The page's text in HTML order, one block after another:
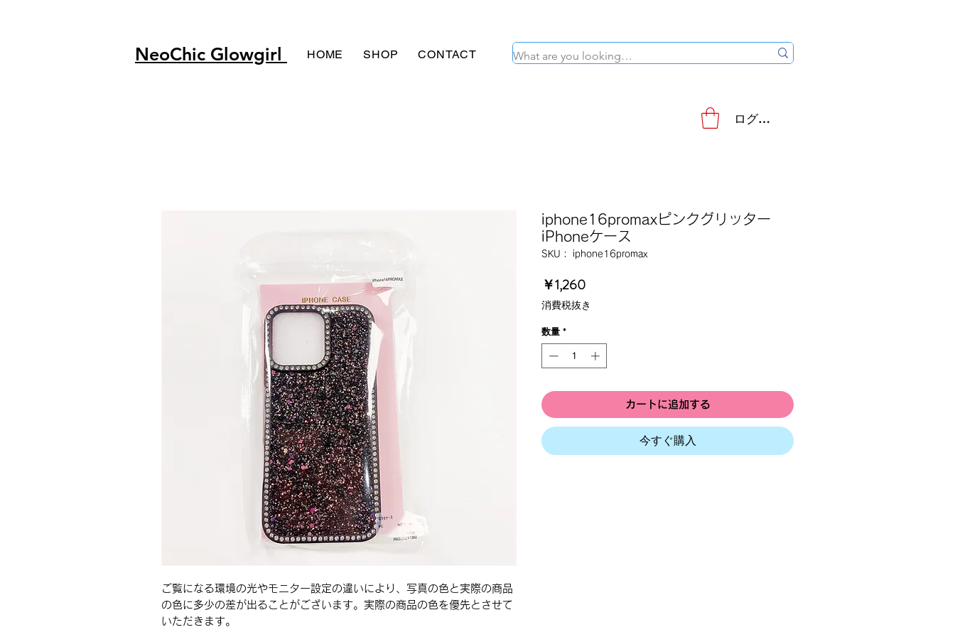
NeoChic Glowgirl HOME SHOP CONTACT
ログイン
ご覧になる環境の光やモニター設定の違いにより、写真の色と実際の商品
の色に多少の差が出ることがございます。実際の商品の色を優先とさせて
いただきます。
iphone16promaxピンクグリッター
iPhoneケース
SKU： iphone16promax
￥1,260価
格
消費税抜き
数量 *
カートに追加する
今すぐ購入